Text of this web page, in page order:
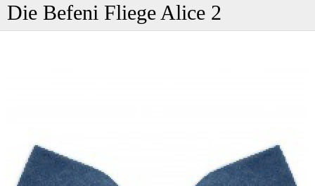
Die Befeni Fliege Alice 2